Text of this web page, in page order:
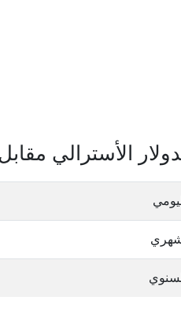
الأسترالي